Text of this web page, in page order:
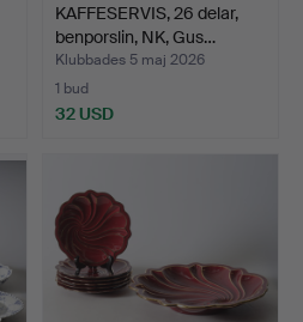
KAFFESERVIS, 26 delar,
benporslin, NK, Gus…
Klubbades 5 maj 2026
1 bud
32 USD